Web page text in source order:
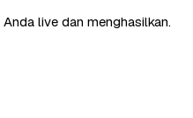
live dan menghasilkan.